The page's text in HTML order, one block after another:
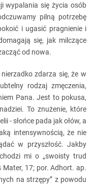
wypalania się życia osób
pilną potrzebę
i ugasić pragnienie i
się, jak milczące
od nowa.
zdarza się, że w
rodzaj zmęczenia,
Pana. Jest to pokusa,
To znużenie, które
- słońce pada jak ołów, a
intensywnością, że nie
w przyszłość. Jakby
mi o „swoisty trud
Mater, 17; por. Adhort. ap.
na strzępy” z powodu